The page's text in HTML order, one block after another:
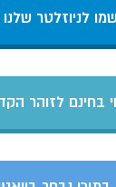
לניוזלטר שלנו
בחינם לזוהר